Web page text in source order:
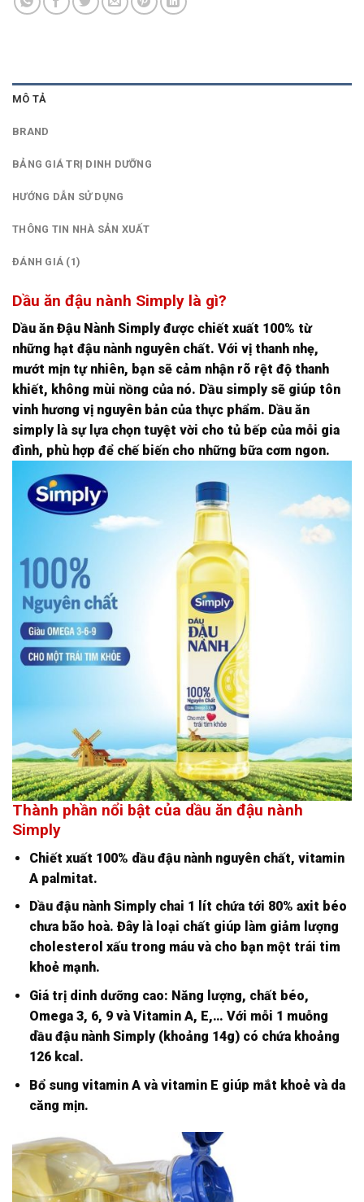
MÔ TẢ
BRAND
BẢNG GIÁ TRỊ DINH DƯỠNG
HƯỚNG DẪN SỬ DỤNG
THÔNG TIN NHÀ SẢN XUẤT
ĐÁNH GIÁ (1)
Dầu ăn đậu nành Simply là gì?
Dầu ăn Đậu Nành Simply được chiết xuất 100% từ
những hạt đậu nành nguyên chất. Với vị thanh nhẹ,
mướt mịn tự nhiên, bạn sẽ cảm nhận rõ rệt độ thanh
khiết, không mùi nồng của nó. Dầu simply sẽ giúp tôn
vinh hương vị nguyên bản của thực phẩm. Dầu ăn
simply là sự lựa chọn tuyệt vời cho tủ bếp của mỗi gia
đình, phù hợp để chế biến cho những bữa cơm ngon.
Thành phần nổi bật của dầu ăn đậu nành
Simply
Chiết xuất 100% dầu đậu nành nguyên chất, vitamin
A palmitat.
Dầu đậu nành Simply chai 1 lít chứa tới 80% axit béo
chưa bão hoà. Đây là loại chất giúp làm giảm lượng
cholesterol xấu trong máu và cho bạn một trái tim
khoẻ mạnh.
Giá trị dinh dưỡng cao: Năng lượng, chất béo,
Omega 3, 6, 9 và Vitamin A, E,… Với mỗi 1 muỗng
dầu đậu nành Simply (khoảng 14g) có chứa khoảng
126 kcal.
Bổ sung vitamin A và vitamin E giúp mắt khoẻ và da
căng mịn.